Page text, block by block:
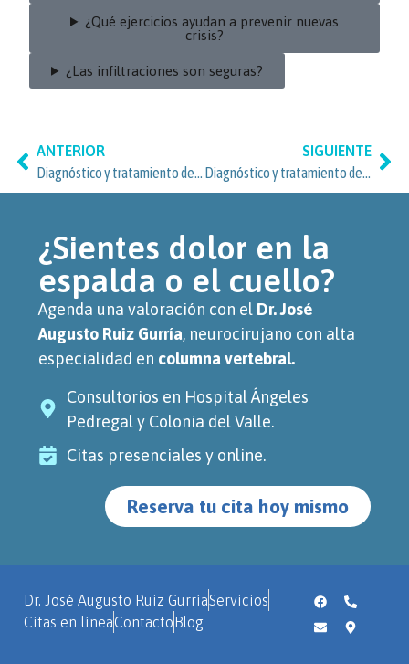
¿Qué ejercicios ayudan a prevenir nuevas
crisis?
¿Las infiltraciones son seguras?
ANTERIOR
Diagnóstico y tratamiento de hernia de disco cervical y lumbar: información clave para pacientes de San José Insurgentes y Benito Juárez, Ciudad de México
SIGUIENTE
Diagnóstico y tratamiento de hernia de disco cervical y lumbar: lo que pacientes de Narvarte Poniente y Benito Juárez deben saber
¿Sientes dolor en la
espalda o el cuello?
Agenda una valoración con el Dr. José
Augusto Ruiz Gurría, neurocirujano con alta
especialidad en columna vertebral.
Consultorios en Hospital Ángeles
Pedregal y Colonia del Valle.
Citas presenciales y online.
Reserva tu cita hoy mismo
Dr. José Augusto Ruiz GurríaServicios
Citas en líneaContactoBlog